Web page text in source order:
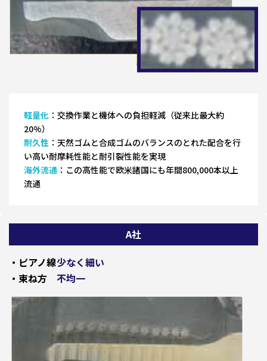
軽量化 ：交換作業と機体への負担軽減（従来比最大約
20%）
耐久性 ：天然ゴムと合成ゴムのバランスのとれた配合を行
い高い耐摩耗性能と耐引裂性能を実現
海外流通 ：この高性能で欧米諸国にも年間800,000本以上
流通
A社
・ピアノ線少なく細い
・束ね方
不均一